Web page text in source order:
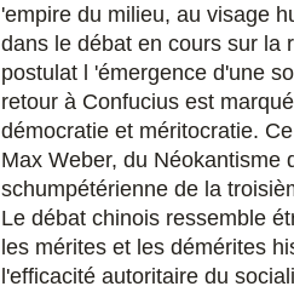
'empire du milieu, au visage
dans le débat en cours sur la
postulat l 'émergence d'une
retour à Confucius est
démocratie et méritocratie.
Max Weber, du Néokantisme
schumpétérienne de la
Le débat chinois ressemble
les mérites et les démérites
l'efficacité autoritaire du